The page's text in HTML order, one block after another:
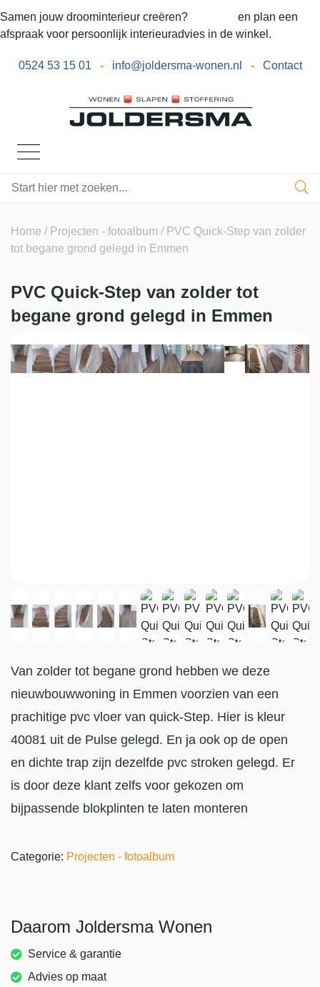
Samen jouw droominterieur creëren?
en plan een
afspraak voor persoonlijk interieuradvies in de winkel.
0524 53 15 01 - info@joldersma-wonen.nl - Contact
Home / Projecten - fotoalbum / PVC Quick-Step van zolder
tot begane grond gelegd in Emmen
PVC Quick-Step van zolder tot
begane grond gelegd in Emmen
Van zolder tot begane grond hebben we deze
nieuwbouwwoning in Emmen voorzien van een
prachitige pvc vloer van quick-Step. Hier is kleur
40081 uit de Pulse gelegd. En ja ook op de open
en dichte trap zijn dezelfde pvc stroken gelegd. Er
is door deze klant zelfs voor gekozen om
bijpassende blokplinten te laten monteren
Categorie: Projecten - fotoalbum
Daarom Joldersma Wonen
Service & garantie
Advies op maat